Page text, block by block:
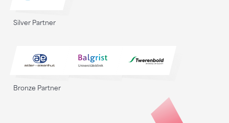
Silver Partner
Bronze Partner